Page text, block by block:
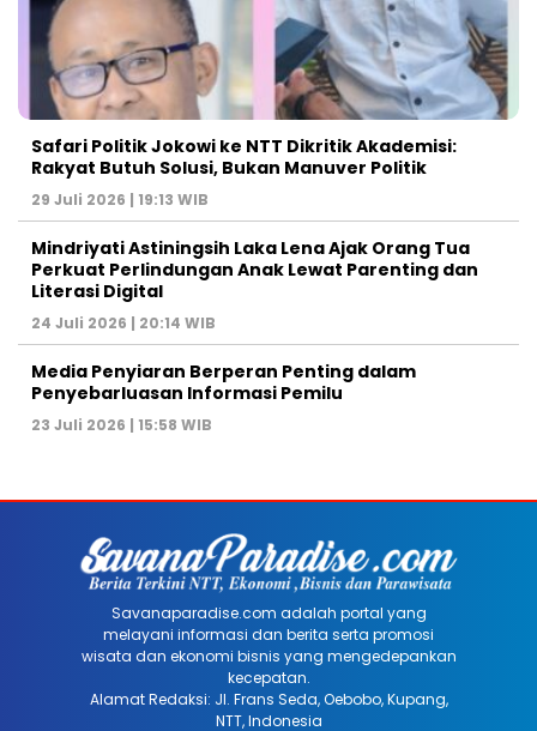
Safari Politik Jokowi ke NTT Dikritik Akademisi:
Rakyat Butuh Solusi, Bukan Manuver Politik
29 Juli 2026 | 19:13 WIB
Mindriyati Astiningsih Laka Lena Ajak Orang Tua
Perkuat Perlindungan Anak Lewat Parenting dan
Literasi Digital
24 Juli 2026 | 20:14 WIB
Media Penyiaran Berperan Penting dalam
Penyebarluasan Informasi Pemilu
23 Juli 2026 | 15:58 WIB
Savanaparadise.com adalah portal yang
melayani informasi dan berita serta promosi
wisata dan ekonomi bisnis yang mengedepankan
kecepatan.
Alamat Redaksi: Jl. Frans Seda, Oebobo, Kupang,
NTT, Indonesia